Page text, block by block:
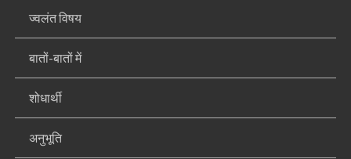
ज्वलंत विषय
बातों-बातों में
शोधार्थी
अनुभूति